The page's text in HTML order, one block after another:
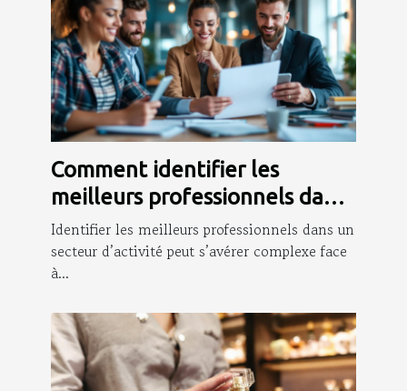
Comment identifier les
meilleurs professionnels dans
votre domaine d'activité?
Identifier les meilleurs professionnels dans un
secteur d’activité peut s’avérer complexe face
à...